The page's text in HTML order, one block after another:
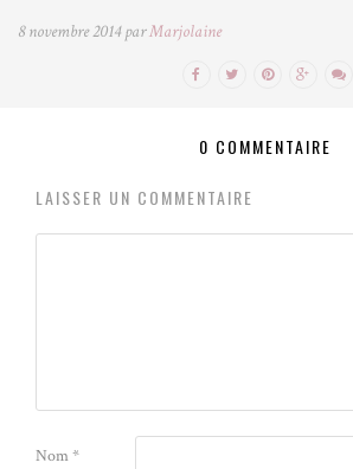
8 novembre 2014 parMarjolaine
0 COMMENTAIRE
LAISSER UN COMMENTAIRE
Nom*